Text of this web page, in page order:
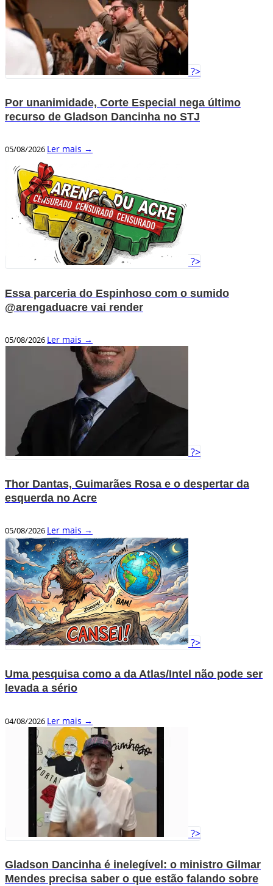
?>
Por unanimidade, Corte Especial nega último
recurso de Gladson Dancinha no STJ
05/08/2026 Ler mais →
?>
Essa parceria do Espinhoso com o sumido
@arengaduacre vai render
05/08/2026 Ler mais →
?>
Thor Dantas, Guimarães Rosa e o despertar da
esquerda no Acre
05/08/2026 Ler mais →
?>
Uma pesquisa como a da Atlas/Intel não pode ser
levada a sério
04/08/2026 Ler mais →
?>
Gladson Dancinha é inelegível: o ministro Gilmar
Mendes precisa saber o que estão falando sobre